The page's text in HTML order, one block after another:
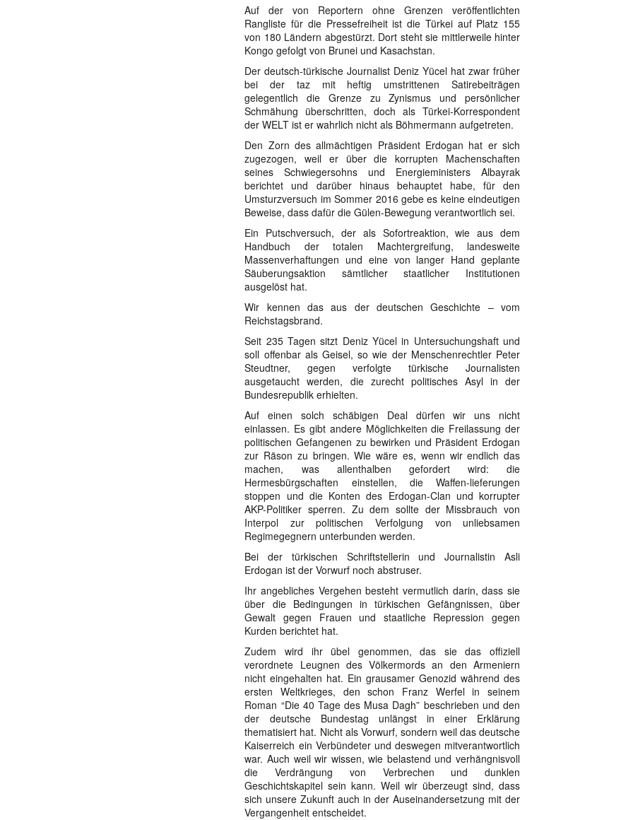
Auf der von Reportern ohne Grenzen veröffentlichten
Rangliste für die Pressefreiheit ist die Türkei auf Platz 155
von 180 Ländern abgestürzt. Dort steht sie mittlerweile hinter
Kongo gefolgt von Brunei und Kasachstan.
Der deutsch-türkische Journalist Deniz Yücel hat zwar früher
bei der taz mit heftig umstrittenen Satirebeiträgen
gelegentlich die Grenze zu Zynismus und persönlicher
Schmähung überschritten, doch als Türkei-Korrespondent
der WELT ist er wahrlich nicht als Böhmermann aufgetreten.
Den Zorn des allmächtigen Präsident Erdogan hat er sich
zugezogen, weil er über die korrupten Machenschaften
seines Schwiegersohns und Energieministers Albayrak
berichtet und darüber hinaus behauptet habe, für den
Umsturzversuch im Sommer 2016 gebe es keine eindeutigen
Beweise, dass dafür die Gülen-Bewegung verantwortlich sei.
Ein Putschversuch, der als Sofortreaktion, wie aus dem
Handbuch der totalen Machtergreifung, landesweite
Massenverhaftungen und eine von langer Hand geplante
Säuberungsaktion sämtlicher staatlicher Institutionen
ausgelöst hat.
Wir kennen das aus der deutschen Geschichte – vom
Reichstagsbrand.
Seit 235 Tagen sitzt Deniz Yücel in Untersuchungshaft und
soll offenbar als Geisel, so wie der Menschenrechtler Peter
Steudtner, gegen verfolgte türkische Journalisten
ausgetaucht werden, die zurecht politisches Asyl in der
Bundesrepublik erhielten.
Auf einen solch schäbigen Deal dürfen wir uns nicht
einlassen. Es gibt andere Möglichkeiten die Freilassung der
politischen Gefangenen zu bewirken und Präsident Erdogan
zur Räson zu bringen. Wie wäre es, wenn wir endlich das
machen, was allenthalben gefordert wird: die
Hermesbürgschaften einstellen, die Waffen-lieferungen
stoppen und die Konten des Erdogan-Clan und korrupter
AKP-Politiker sperren. Zu dem sollte der Missbrauch von
Interpol zur politischen Verfolgung von unliebsamen
Regimegegnern unterbunden werden.
Bei der türkischen Schriftstellerin und Journalistin Asli
Erdogan ist der Vorwurf noch abstruser.
Ihr angebliches Vergehen besteht vermutlich darin, dass sie
über die Bedingungen in türkischen Gefängnissen, über
Gewalt gegen Frauen und staatliche Repression gegen
Kurden berichtet hat.
Zudem wird ihr übel genommen, das sie das offiziell
verordnete Leugnen des Völkermords an den Armeniern
nicht eingehalten hat. Ein grausamer Genozid während des
ersten Weltkrieges, den schon Franz Werfel in seinem
Roman “Die 40 Tage des Musa Dagh” beschrieben und den
der deutsche Bundestag unlängst in einer Erklärung
thematisiert hat. Nicht als Vorwurf, sondern weil das deutsche
Kaiserreich ein Verbündeter und deswegen mitverantwortlich
war. Auch weil wir wissen, wie belastend und verhängnisvoll
die Verdrängung von Verbrechen und dunklen
Geschichtskapitel sein kann. Weil wir überzeugt sind, dass
sich unsere Zukunft auch in der Auseinandersetzung mit der
Vergangenheit entscheidet.